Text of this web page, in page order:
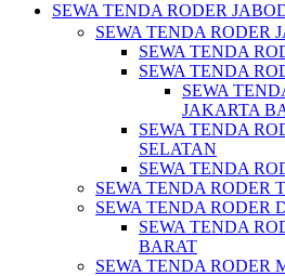
SEWA TENDA RODER
SEWA TENDA RODER
SEWA TENDA
SEWA TENDA
SEWA
JAKARTA
SEWA TENDA
SELATAN
SEWA TENDA
SEWA TENDA RODER
SEWA TENDA RODER
SEWA TENDA
BARAT
SEWA TENDA RODER